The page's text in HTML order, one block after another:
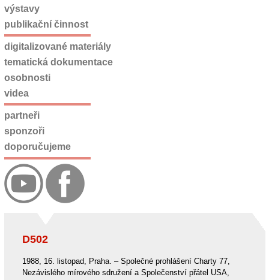
D502
1988, 16. listopad, Praha. – Společné prohlášení Charty 77,
Nezávislého mírového sdružení a Společenství přátel USA,
výstavy
publikační činnost
digitalizované materiály
tematická dokumentace
osobnosti
videa
partneři
sponzoři
doporučujeme